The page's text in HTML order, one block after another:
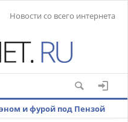
Новости со всего интернета
и фурой под Пензой